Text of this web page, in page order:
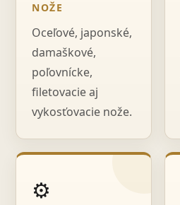
NOŽE
Oceľové, japonské,
damaškové,
poľovnícke,
filetovacie aj
vykosťovacie nože.
⚙️